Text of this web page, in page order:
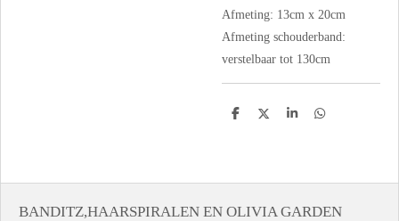
Afmeting: 13cm x 20cm
Afmeting schouderband:
verstelbaar tot 130cm
D
D
S
D
BANDITZ,HAARSPIRALEN EN OLIVIA GARDEN